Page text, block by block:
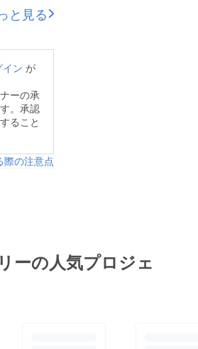
と見る
イン が
ーの承
。承認
ること
際の注意点
ーの人気プロジェ